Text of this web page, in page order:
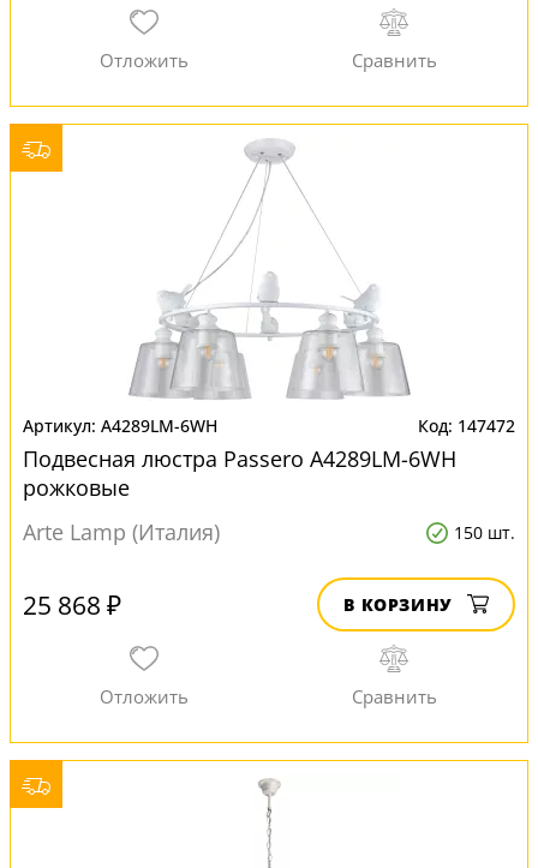
A4289LM-6WH 147472
Подвесная люстра Passero A4289LM-6WH
рожковые
Arte Lamp (Италия)
150 шт.
25 868 ₽ В КОРЗИНУ